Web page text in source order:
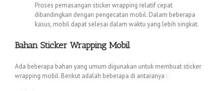
Proses pemasangan sticker wrapping relatif cepat
dibandingkan dengan pengecatan mobil. Dalam beberapa
kasus, mobil dapat selesai dalam waktu yang lebih singkat.
Bahan Sticker Wrapping Mobil
Ada beberapa bahan yang umum digunakan untuk membuat sticker
wrapping mobil. Berikut adalah beberapa di antaranya :